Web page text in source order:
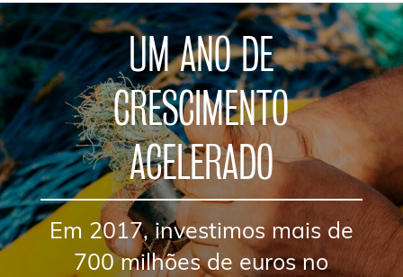
UM ANO DE
CRESCIMENTO
ACELERADO
Em 2017, investimos mais de
700 milhões de euros no